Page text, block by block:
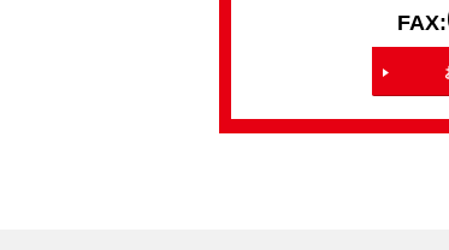
FAX: